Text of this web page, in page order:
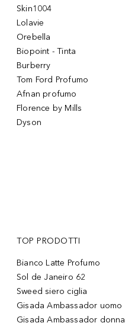
Skin1004
Lolavie
Orebella
Biopoint - Tinta
Burberry
Tom Ford Profumo
Afnan profumo
Florence by Mills
Dyson
TOP PRODOTTI
Bianco Latte Profumo
Sol de Janeiro 62
Sweed siero ciglia
Gisada Ambassador uomo
Gisada Ambassador donna